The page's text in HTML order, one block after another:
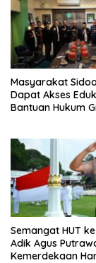
Masyarakat
Dapat Akses
Bantuan Hukum
Semangat HUT
Adik Agus
Kemerdekaan